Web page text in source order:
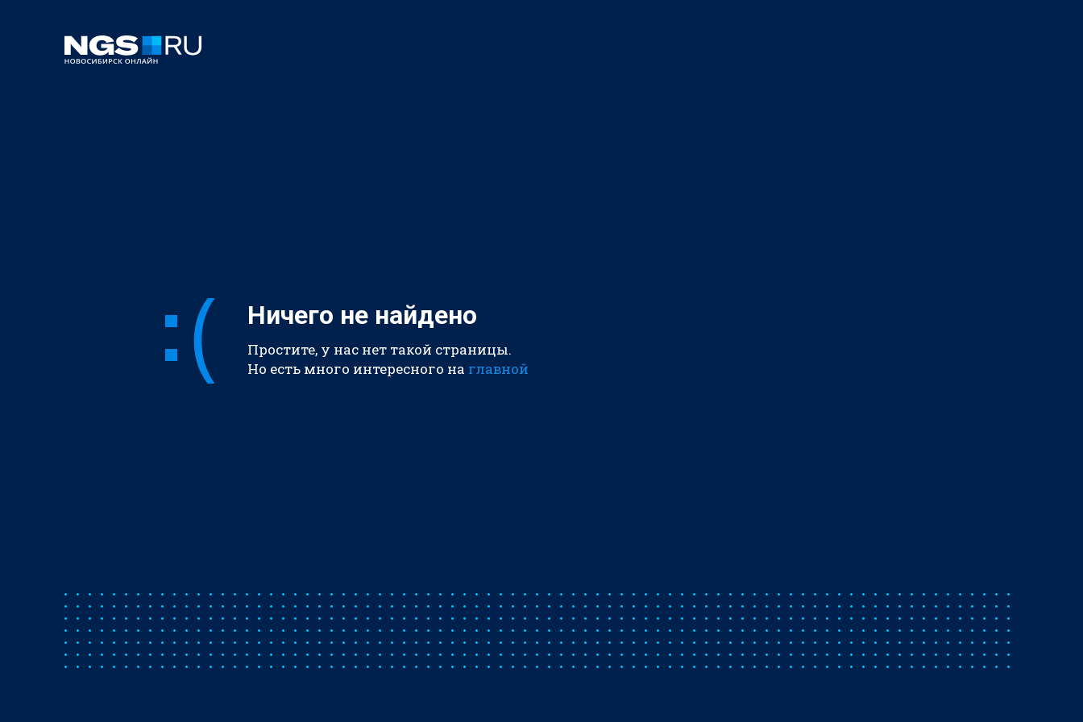
Ничего не найдено
Простите, у нас нет такой страницы.
Но есть много интересного на главной